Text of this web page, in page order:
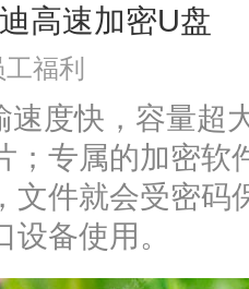
高速加密U盘
工福利
速度快，容量超
；专属的加密软
文件就会受密码
备使用。